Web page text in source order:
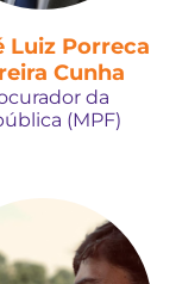
Luiz Porreca
Cunha
da
(MPF)